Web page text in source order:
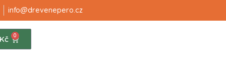
info@drevenepero.cz
Kč 0